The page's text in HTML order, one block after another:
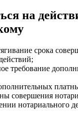
на
срока
требование
совершения
нотариального